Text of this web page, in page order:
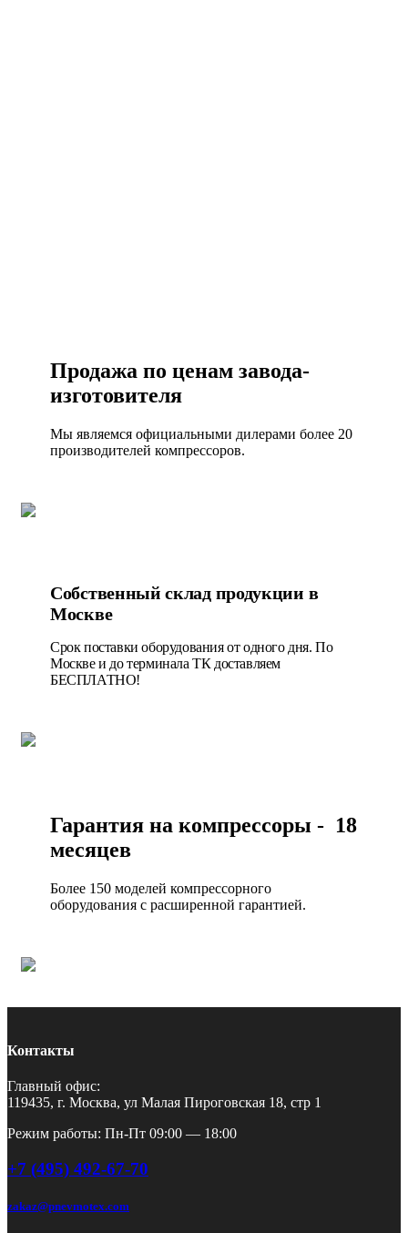
Продажа по ценам завода-
изготовителя
Мы являемся официальными дилерами более 20
производителей компрессоров.
Собственный склад продукции в
Москве
Срок поставки оборудования от одного дня. По
Москве и до терминала ТК доставляем
БЕСПЛАТНО!
Гарантия на компрессоры - 18
месяцев
Более 150 моделей компрессорного
оборудования с расширенной гарантией.
Контакты
Главный офис:
119435, г. Москва, ул Малая Пироговская 18, стр 1
Режим работы: Пн-Пт 09:00 — 18:00
+7 (495) 492-67-70
zakaz@pnevmotex.com